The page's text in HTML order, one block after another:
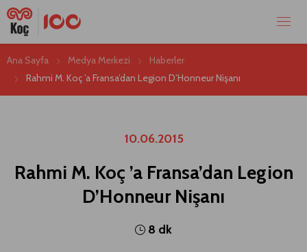
Ana Sayfa Medya Merkezi
Haberler
Rahmi M. Koç ’a Fransa’dan Legion D’Honneur Nişanı
10.06.2015
Rahmi M. Koç ’a Fransa’dan Legion
D’Honneur Nişanı
8 dk